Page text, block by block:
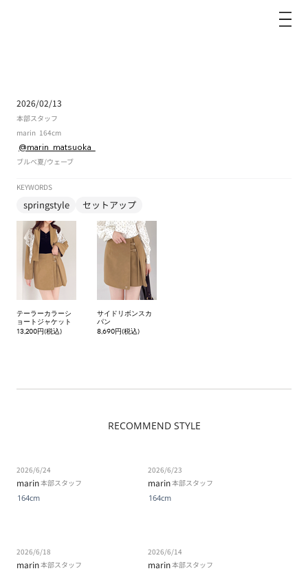
2026/02/13
本部スタッフ
marin 164cm
@marin_matsuoka_
ブルべ夏/ウェーブ
KEYWORDS
springstyle セットアップ
テーラーカラーシ
ョートジャケット
13,200円(税込)
サイドリボンスカ
パン
8,690円(税込)
RECOMMEND STYLE
marin本部スタッフ
2026/6/24
164cm
marin本部スタッフ
2026/6/23
164cm
marin本部スタッフ
2026/6/18
marin本部スタッフ
2026/6/14